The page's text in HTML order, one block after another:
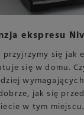
ekspresu
przyjrzymy się jak
się w domu.
jak się
w tym miejscu.